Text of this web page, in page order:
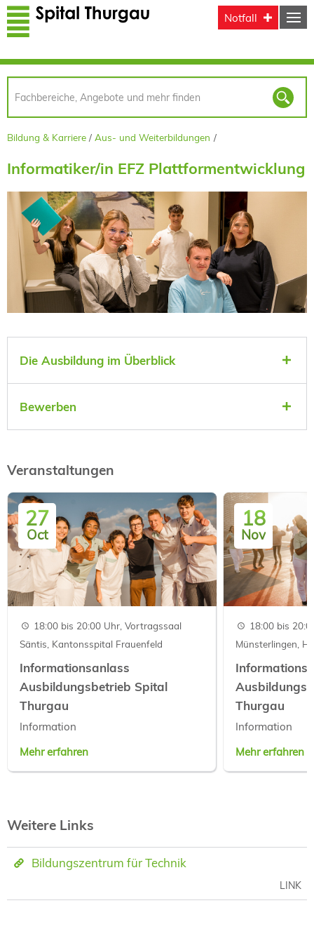
Direkt zum Inhalt
Notfall
Bildung & Karriere Aus- und Weiterbildungen
Informatiker/in EFZ Plattformentwicklung
Die Ausbildung im Überblick
Bewerben
Veranstaltungen
27
Oct
18:00 bis 20:00 Uhr, Vortragssaal
Säntis, Kantonsspital Frauenfeld
Informationsanlass
Ausbildungsbetrieb Spital
Thurgau
Information
Mehr erfahren
18
Nov
18:00 bis
Münsterlingen,
Thurgau
Information
Mehr erfahren
Weitere Links
Bildungszentrum für Technik
LINK